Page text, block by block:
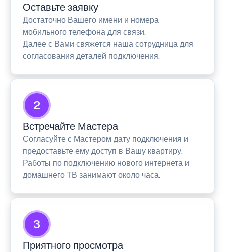
Оставьте заявку
Достаточно Вашего имени и номера
мобильного телефона для связи.
Далее с Вами свяжется наша сотрудница для
согласования деталей подключения.
2
Встречайте Мастера
Согласуйте с Мастером дату подключения и
предоставьте ему доступ в Вашу квартиру.
Работы по подключению нового интернета и
домашнего ТВ занимают около часа.
3
Приятного просмотра